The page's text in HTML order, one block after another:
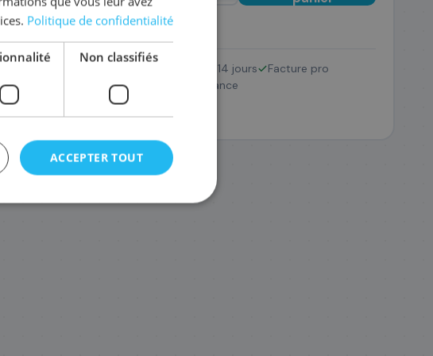
Retour 14 jours
Facture pro
SAV France
Politique de confidentialité
Non classifiés
ACCEPTER TOUT